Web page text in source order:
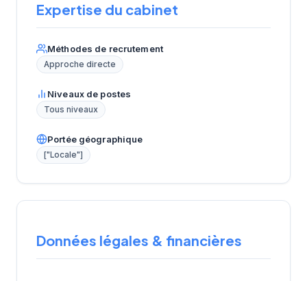
Expertise du cabinet
Méthodes de recrutement
Approche directe
Niveaux de postes
Tous niveaux
Portée géographique
["Locale"]
Données légales & financières